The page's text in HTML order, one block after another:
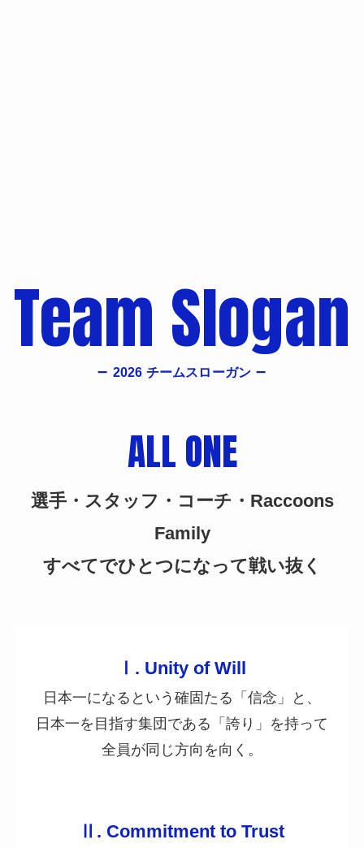
– 2026 チームスローガン –
ALL ONE
選手・スタッフ・コーチ・Raccoons
Family
すべてでひとつになって戦い抜く
Ⅰ. Unity of Will
日本一になるという確固たる「信念」と、
日本一を目指す集団である「誇り」を持って
全員が同じ方向を向く。
Ⅱ. Commitment to Trust